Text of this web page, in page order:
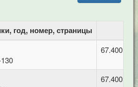
год, номер, страницы
67.400.5
67.400.5